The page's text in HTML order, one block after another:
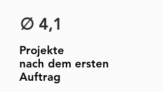
∅ 4,1
Projekte
nach dem ersten
Auftrag